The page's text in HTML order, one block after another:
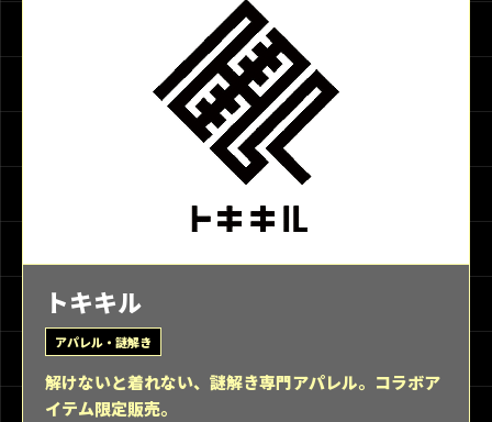
トキキル
アパレル・謎解き
解けないと着れない、謎解き専門アパレル。コラボア
イテム限定販売。